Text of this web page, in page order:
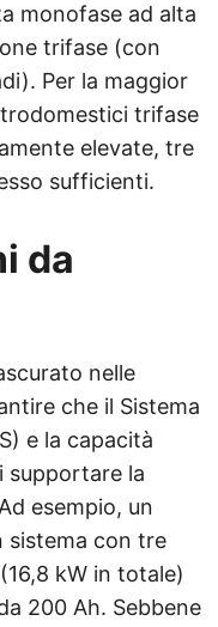
monofase ad alta
trifase (con
Per la maggior
trifase
elevate, tre
sufficienti.
da
nelle
che il Sistema
e la capacità
supportare la
esempio, un
sistema con tre
kW in totale)
200 Ah. Sebbene